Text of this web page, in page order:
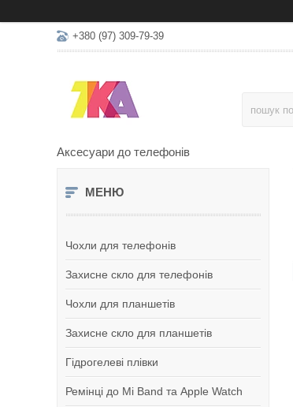
+380 (97) 309-79-39
Аксесуари до телефонів
Чохли для телефонів
Захисне скло для телефонів
Чохли для планшетів
Захисне скло для планшетів
Гідрогелеві плівки
Ремінці до Mi Band та Apple Watch